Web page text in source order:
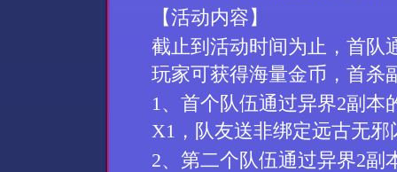
【活动内容】
截止到活动时间为止，首队
玩家可获得海量金币 ，首杀
1、 首个队伍通过异界2副本
X1 ， 队友送非绑定远古无邪
2、第二个队伍通过异界2副